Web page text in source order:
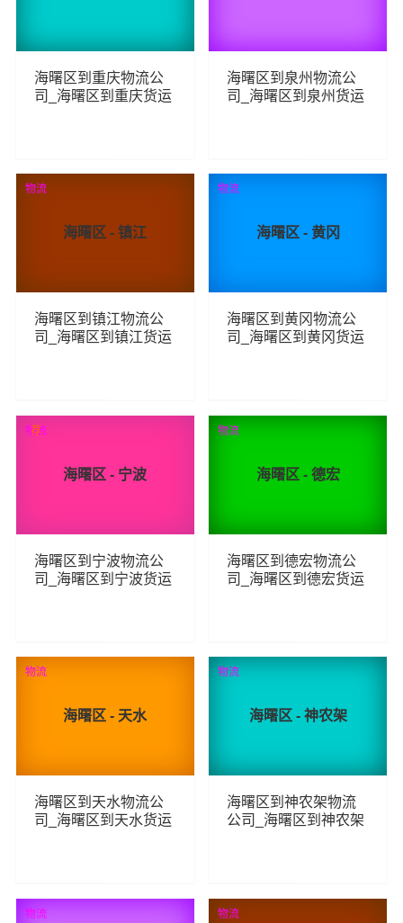
海曙区到重庆物流公
司_海曙区到重庆货运
120 查看详细
海曙区到泉州物流公
司_海曙区到泉州货运
152 查看详细
海曙区 - 镇江
海曙区到镇江物流公
司_海曙区到镇江货运
118 查看详细
物流
海曙区 - 黄冈
海曙区到黄冈物流公
司_海曙区到黄冈货运
97 查看详细
物流
海曙区 - 宁波
海曙区到宁波物流公
司_海曙区到宁波货运
191 查看详细
物流
荐
海曙区 - 德宏
海曙区到德宏物流公
司_海曙区到德宏货运
96 查看详细
物流
海曙区 - 天水
海曙区到天水物流公
司_海曙区到天水货运
87 查看详细
物流
海曙区 - 神农架
海曙区到神农架物流
公司_海曙区到神农架
96 查看详细
物流
物流 物流